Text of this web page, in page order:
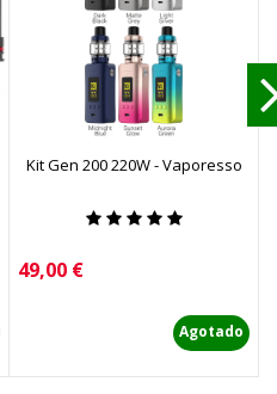
Kit Gen 200 220W - Vaporesso
Precio
49,00 €
Agotado